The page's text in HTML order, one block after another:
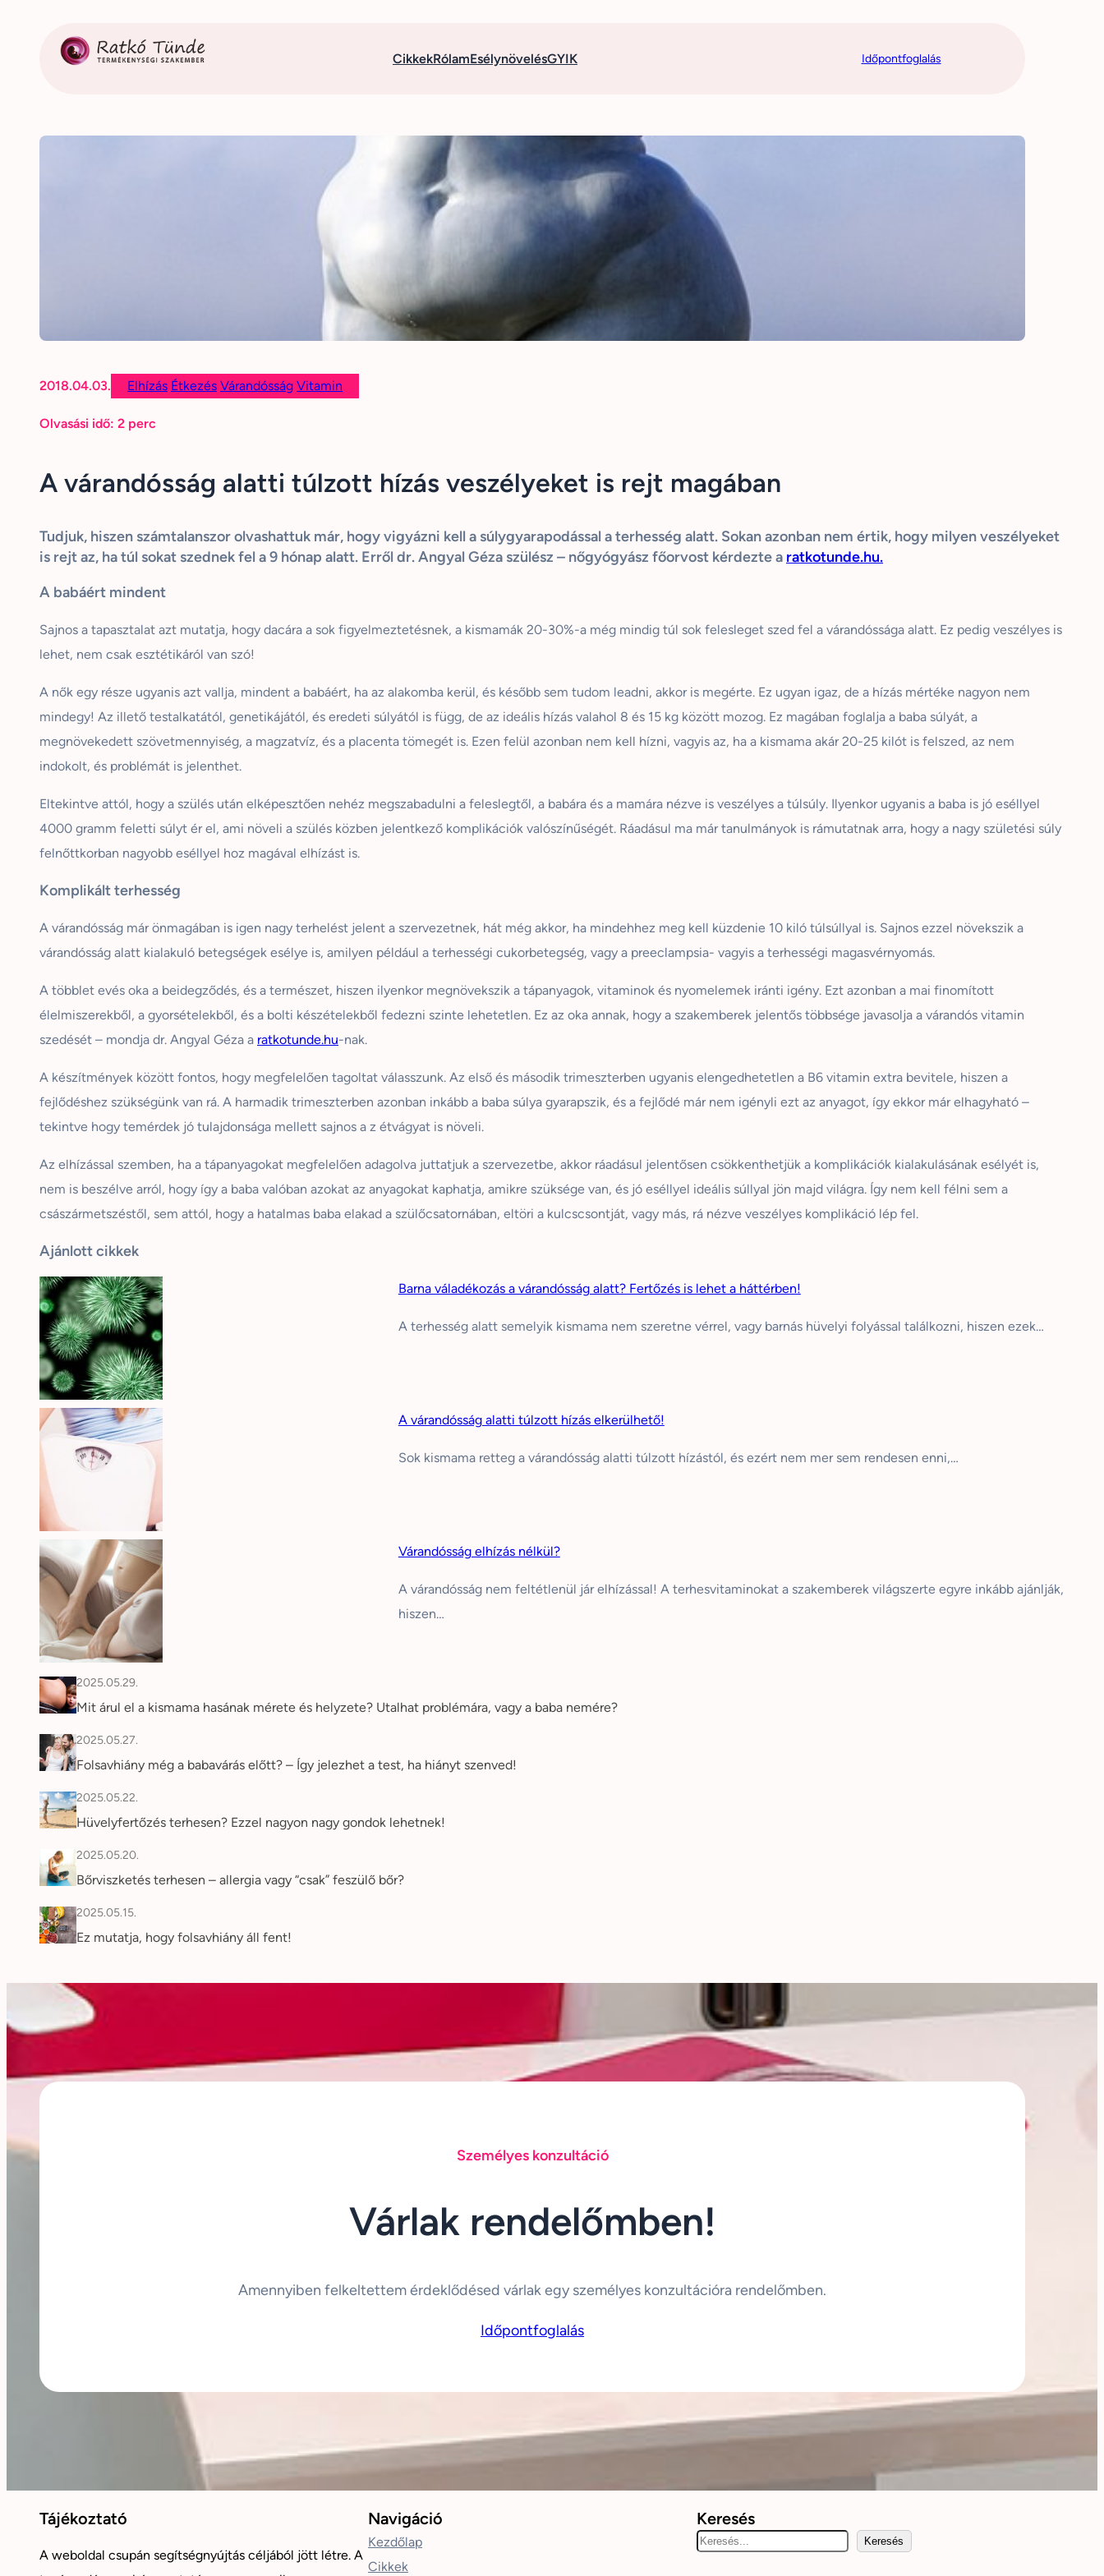
tartalomhoz
CikkekRólamEsélynövelésGYIK Időpontfoglalás
2018.04.03. Elhízás Étkezés Várandósság Vitamin
Olvasási idő: 2 perc
A várandósság alatti túlzott hízás veszélyeket is rejt magában
Tudjuk, hiszen számtalanszor olvashattuk már, hogy vigyázni kell a súlygyarapodással a terhesség alatt. Sokan azonban nem értik, hogy milyen veszélyeket
is rejt az, ha túl sokat szednek fel a 9 hónap alatt. Erről dr. Angyal Géza szülész – nőgyógyász főorvost kérdezte a ratkotunde.hu.
A babáért mindent
Sajnos a tapasztalat azt mutatja, hogy dacára a sok figyelmeztetésnek, a kismamák 20-30%-a még mindig túl sok felesleget szed fel a várandóssága alatt. Ez pedig veszélyes is
lehet, nem csak esztétikáról van szó!
A nők egy része ugyanis azt vallja, mindent a babáért, ha az alakomba kerül, és később sem tudom leadni, akkor is megérte. Ez ugyan igaz, de a hízás mértéke nagyon nem
mindegy! Az illető testalkatától, genetikájától, és eredeti súlyától is függ, de az ideális hízás valahol 8 és 15 kg között mozog. Ez magában foglalja a baba súlyát, a
megnövekedett szövetmennyiség, a magzatvíz, és a placenta tömegét is. Ezen felül azonban nem kell hízni, vagyis az, ha a kismama akár 20-25 kilót is felszed, az nem
indokolt, és problémát is jelenthet.
Eltekintve attól, hogy a szülés után elképesztően nehéz megszabadulni a feleslegtől, a babára és a mamára nézve is veszélyes a túlsúly. Ilyenkor ugyanis a baba is jó eséllyel
4000 gramm feletti súlyt ér el, ami növeli a szülés közben jelentkező komplikációk valószínűségét. Ráadásul ma már tanulmányok is rámutatnak arra, hogy a nagy születési súly
felnőttkorban nagyobb eséllyel hoz magával elhízást is.
Komplikált terhesség
A várandósság már önmagában is igen nagy terhelést jelent a szervezetnek, hát még akkor, ha mindehhez meg kell küzdenie 10 kiló túlsúllyal is. Sajnos ezzel növekszik a
várandósság alatt kialakuló betegségek esélye is, amilyen például a terhességi cukorbetegség, vagy a preeclampsia- vagyis a terhességi magasvérnyomás.
A többlet evés oka a beidegződés, és a természet, hiszen ilyenkor megnövekszik a tápanyagok, vitaminok és nyomelemek iránti igény. Ezt azonban a mai finomított
élelmiszerekből, a gyorsételekből, és a bolti készételekből fedezni szinte lehetetlen. Ez az oka annak, hogy a szakemberek jelentős többsége javasolja a várandós vitamin
szedését – mondja dr. Angyal Géza a ratkotunde.hu-nak.
A készítmények között fontos, hogy megfelelően tagoltat válasszunk. Az első és második trimeszterben ugyanis elengedhetetlen a B6 vitamin extra bevitele, hiszen a
fejlődéshez szükségünk van rá. A harmadik trimeszterben azonban inkább a baba súlya gyarapszik, és a fejlődé már nem igényli ezt az anyagot, így ekkor már elhagyható –
tekintve hogy temérdek jó tulajdonsága mellett sajnos a z étvágyat is növeli.
Az elhízással szemben, ha a tápanyagokat megfelelően adagolva juttatjuk a szervezetbe, akkor ráadásul jelentősen csökkenthetjük a komplikációk kialakulásának esélyét is,
nem is beszélve arról, hogy így a baba valóban azokat az anyagokat kaphatja, amikre szüksége van, és jó eséllyel ideális súllyal jön majd világra. Így nem kell félni sem a
császármetszéstől, sem attól, hogy a hatalmas baba elakad a szülőcsatornában, eltöri a kulcscsontját, vagy más, rá nézve veszélyes komplikáció lép fel.
Ajánlott cikkek
Barna váladékozás a várandósság alatt? Fertőzés is lehet a háttérben!
A terhesség alatt semelyik kismama nem szeretne vérrel, vagy barnás hüvelyi folyással találkozni, hiszen ezek…
A várandósság alatti túlzott hízás elkerülhető!
Sok kismama retteg a várandósság alatti túlzott hízástól, és ezért nem mer sem rendesen enni,…
Várandósság elhízás nélkül?
A várandósság nem feltétlenül jár elhízással! A terhesvitaminokat a szakemberek világszerte egyre inkább ajánlják,
hiszen…
2025.05.29.
Mit árul el a kismama hasának mérete és helyzete? Utalhat problémára, vagy a baba nemére?
2025.05.27.
Folsavhiány még a babavárás előtt? – Így jelezhet a test, ha hiányt szenved!
2025.05.22.
Hüvelyfertőzés terhesen? Ezzel nagyon nagy gondok lehetnek!
2025.05.20.
Bőrviszketés terhesen – allergia vagy “csak” feszülő bőr?
2025.05.15.
Ez mutatja, hogy folsavhiány áll fent!
Személyes konzultáció
Várlak rendelőmben!
Amennyiben felkeltettem érdeklődésed várlak egy személyes konzultációra rendelőmben.
Időpontfoglalás
Tájékoztató
A weboldal csupán segítségnyújtás céljából jött létre. A
Navigáció
Kezdőlap
Cikkek
Keresés
K
Keresés